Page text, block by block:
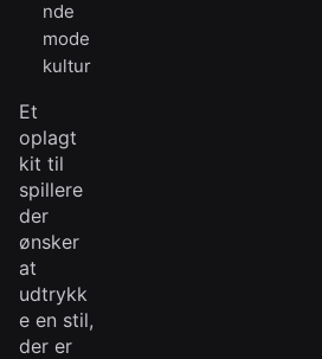
nde
mode
kultur
Et
oplagt
kit til
spillere
der
ønsker
at
udtrykk
e en stil,
der er